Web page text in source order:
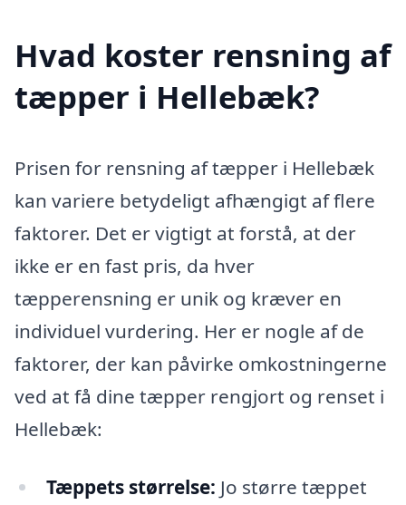
Hvad koster rensning af
tæpper i Hellebæk?
Prisen for rensning af tæpper i Hellebæk
kan variere betydeligt afhængigt af flere
faktorer. Det er vigtigt at forstå, at der
ikke er en fast pris, da hver
tæpperensning er unik og kræver en
individuel vurdering. Her er nogle af de
faktorer, der kan påvirke omkostningerne
ved at få dine tæpper rengjort og renset i
Hellebæk:
Tæppets størrelse: Jo større tæppet